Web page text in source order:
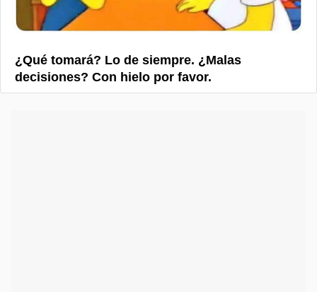
¿Qué tomará? Lo de siempre. ¿Malas
decisiones? Con hielo por favor.